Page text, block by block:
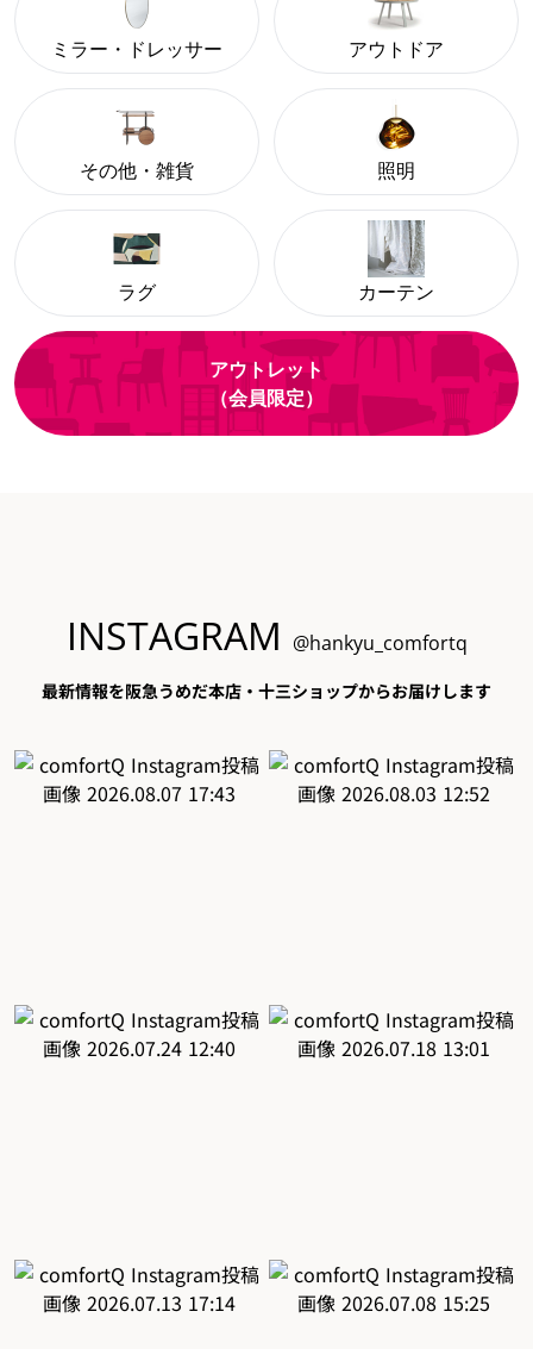
ミラー・ドレッサー アウトドア
その他・雑貨 照明
ラグ カーテン
アウトレット
（会員限定）
INSTAGRAM @hankyu_comfortq
最新情報を阪急うめだ本店・十三ショップからお届けします